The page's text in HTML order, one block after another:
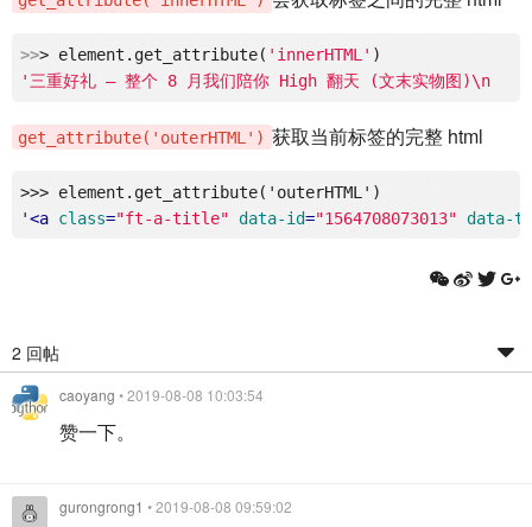
>>> element.get_attribute( 'innerHTML'
'三重好礼 — 整个 8 月我们陪你 High 翻天 (文末实物图)\n
get_attribute('outerHTML') 获取当前标签的完整 html
>>> element.get_attribute('outerHTML')
'<a class="ft-a-title" data-id="1564708073013" data-
2 回帖
caoyang • 2019-08-08 10:03:54
赞一下。
gurongrong1 • 2019-08-08 09:59:02